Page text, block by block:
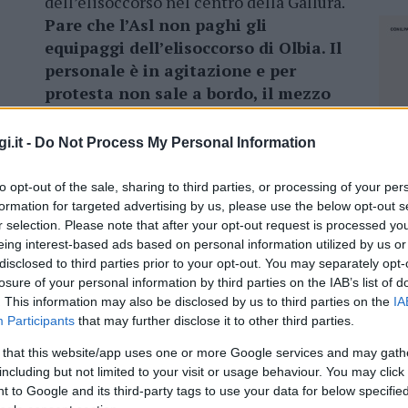
- Do Not Process My Personal Information
opt-out of the sale, sharing to third parties, or processing of your
for targeted advertising by us, please use the below opt-out
selection. Please note that after your opt-out request is processed
interest-based ads based on personal information utilized by us
to third parties prior to your opt-out. You may separately
of your personal information by third parties on the IAB’s list of
This information may also be disclosed by us to third parties on the
Participants that may further disclose it to other third parties.
that this website/app uses one or more Google services and may
but not limited to your visit or usage behaviour. You may
to Google and its third-party tags to use your data for below
Pare che l’Asl non paghi gli
equipaggi dell’elisoccorso di Olbia. Il
personale è in agitazione e per
protesta non sale a bordo, il mezzo
non decolla.La notizia riportata
elisoccorso costoso e disorganizzato e a
si cerca di risparmiare sugli stipendi
che l’assessore Arru si
accordi gli stipendil’equipaggio
il servizio possa ritornare attivo anche in